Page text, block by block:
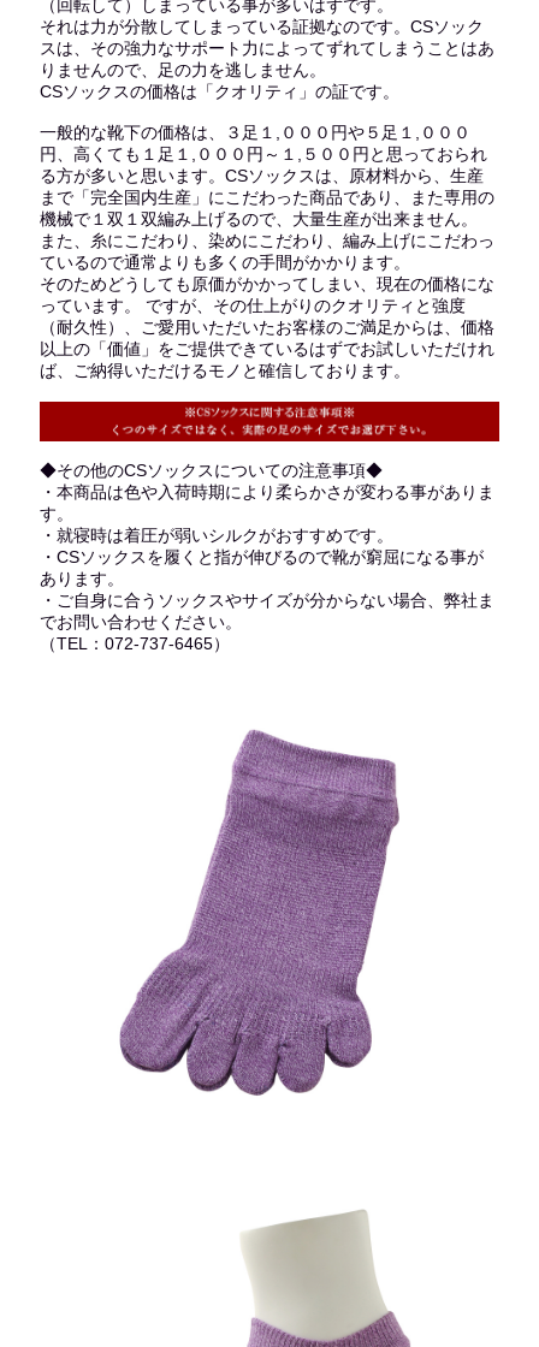
（回転して）しまっている事が多いはずです。
それは力が分散してしまっている証拠なのです。CSソック
スは、その強力なサポート力によってずれてしまうことはあ
りませんので、足の力を逃しません。
CSソックスの価格は「クオリティ」の証です。
一般的な靴下の価格は、３足１,０００円や５足１,０００
円、高くても１足１,０００円～１,５００円と思っておられ
る方が多いと思います。CSソックスは、原材料から、生産
まで「完全国内生産」にこだわった商品であり、また専用の
機械で１双１双編み上げるので、大量生産が出来ません。
また、糸にこだわり、染めにこだわり、編み上げにこだわっ
ているので通常よりも多くの手間がかかります。
そのためどうしても原価がかかってしまい、現在の価格にな
っています。 ですが、その仕上がりのクオリティと強度
（耐久性）、ご愛用いただいたお客様のご満足からは、価格
以上の「価値」をご提供できているはずでお試しいただけれ
ば、ご納得いただけるモノと確信しております。
◆その他のCSソックスについての注意事項◆
・本商品は色や入荷時期により柔らかさが変わる事がありま
す。
・就寝時は着圧が弱いシルクがおすすめです。
・CSソックスを履くと指が伸びるので靴が窮屈になる事が
あります。
・ご自身に合うソックスやサイズが分からない場合、弊社ま
でお問い合わせください。
（TEL：072-737-6465）